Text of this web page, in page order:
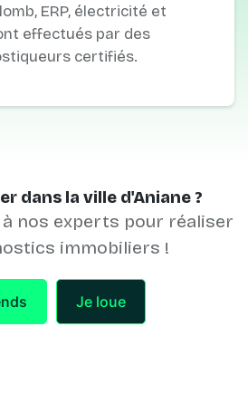
ERP, électricité et
effectués par des
certifiés.
dans la ville d'Aniane ?
nos experts pour réaliser
immobiliers !
Je loue